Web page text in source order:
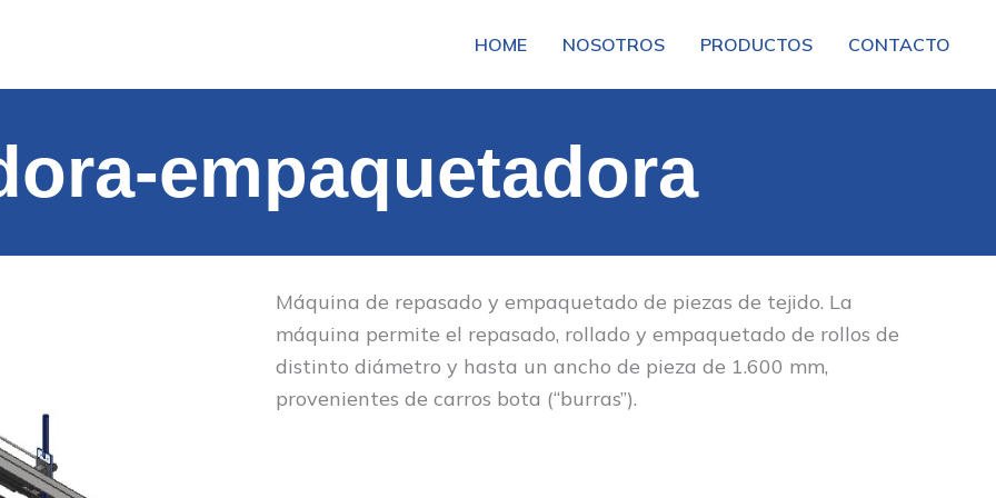
HOME NOSOTROS PRODUCTOS CONTACTO
empaquetadora
Máquina de repasado y empaquetado de piezas de tejido. La
máquina permite el repasado, rollado y empaquetado de rollos de
distinto diámetro y hasta un ancho de pieza de 1.600 mm,
provenientes de carros bota (“burras”).